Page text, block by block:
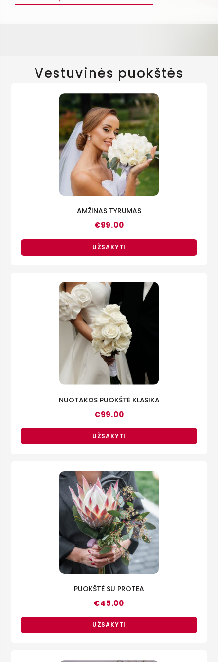
Vestuvinės puokštės
AMŽINAS TYRUMAS
€99.00
UŽSAKYTI
NUOTAKOS PUOKŠTĖ KLASIKA
€99.00
UŽSAKYTI
PUOKŠTĖ SU PROTEA
€45.00
UŽSAKYTI